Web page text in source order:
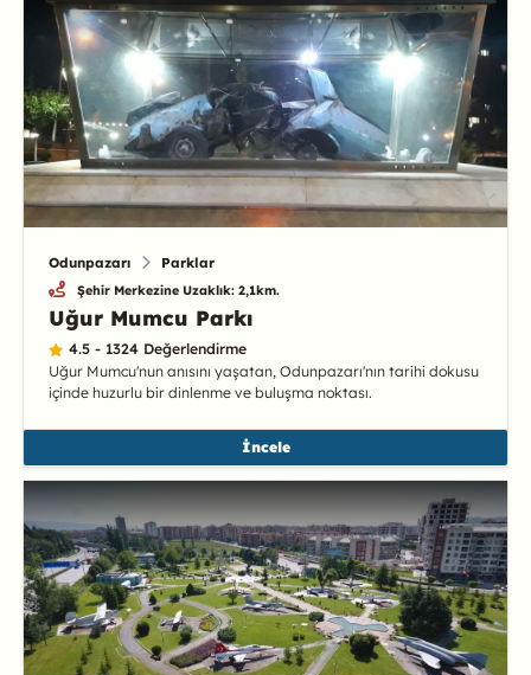
Odunpazarı Parklar
Şehir Merkezine Uzaklık: 2,1km.
Uğur Mumcu Parkı
4.5 - 1324 Değerlendirme
Uğur Mumcu'nun anısını yaşatan, Odunpazarı'nın tarihi dokusu
içinde huzurlu bir dinlenme ve buluşma noktası.
İncele